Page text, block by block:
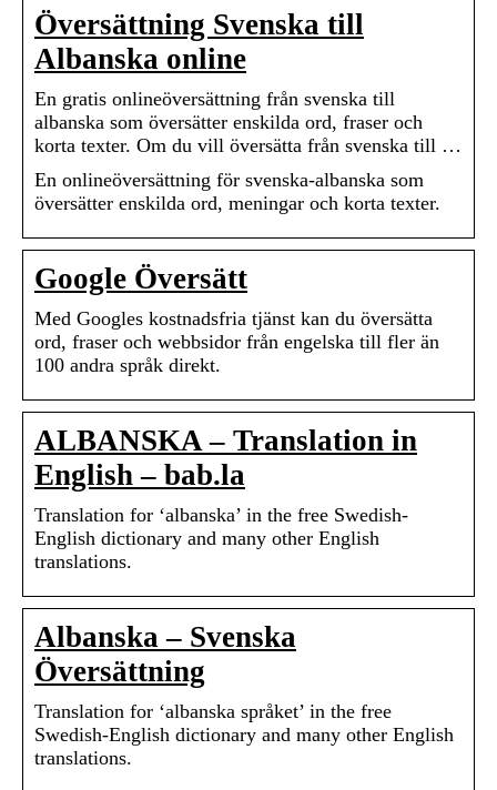
Översättning Svenska till
Albanska online
En gratis onlineöversättning från svenska till
albanska som översätter enskilda ord, fraser och
korta texter. Om du vill översätta från svenska till …
En onlineöversättning för svenska-albanska som
översätter enskilda ord, meningar och korta texter.
Google Översätt
Med Googles kostnadsfria tjänst kan du översätta
ord, fraser och webbsidor från engelska till fler än
100 andra språk direkt.
ALBANSKA – Translation in
English – bab.la
Translation for ‘albanska’ in the free Swedish-
English dictionary and many other English
translations.
Albanska – Svenska
Översättning
Translation for ‘albanska språket’ in the free
Swedish-English dictionary and many other English
translations.